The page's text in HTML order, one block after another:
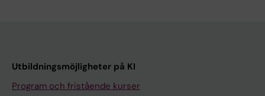
Utbildningsmöjligheter på KI
Program och fristående kurser